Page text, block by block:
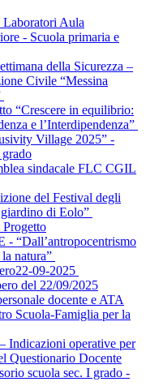
Aula
- Scuola primaria e
della Sicurezza –
Civile “Messina
“Crescere in equilibrio:
e l’Interdipendenza”
Village 2025” -
sindacale FLC CGIL
del Festival degli
di Eolo”
“Dall’antropocentrismo
natura”
09-2025
del 22/09/2025
docente e ATA
Scuola-Famiglia per la
Indicazioni operative per
Questionario Docente
scuola sec. I grado -